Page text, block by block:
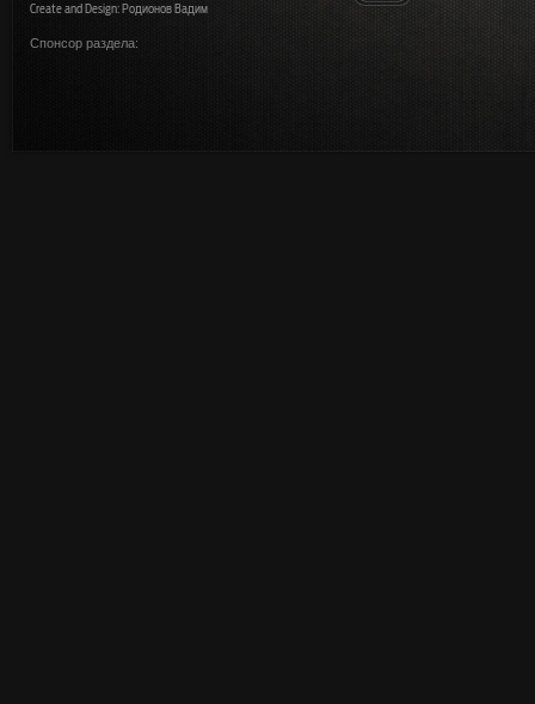
Create and Design: Родионов Вадим
Спонсор раздела: